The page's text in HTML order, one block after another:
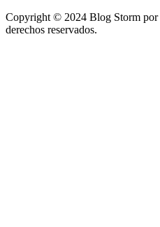
Copyright © 2024 Blog Storm por
derechos reservados.